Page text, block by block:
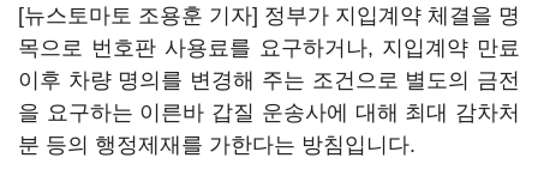
[뉴스토마토 조용훈 기자] 정부가 지입계약 체결을 명
목으로 번호판 사용료를 요구하거나, 지입계약 만료
이후 차량 명의를 변경해 주는 조건으로 별도의 금전
을 요구하는 이른바 갑질 운송사에 대해 최대 감차처
분 등의 행정제재를 가한다는 방침입니다.